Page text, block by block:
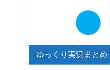
ゆっくり実況まとめ